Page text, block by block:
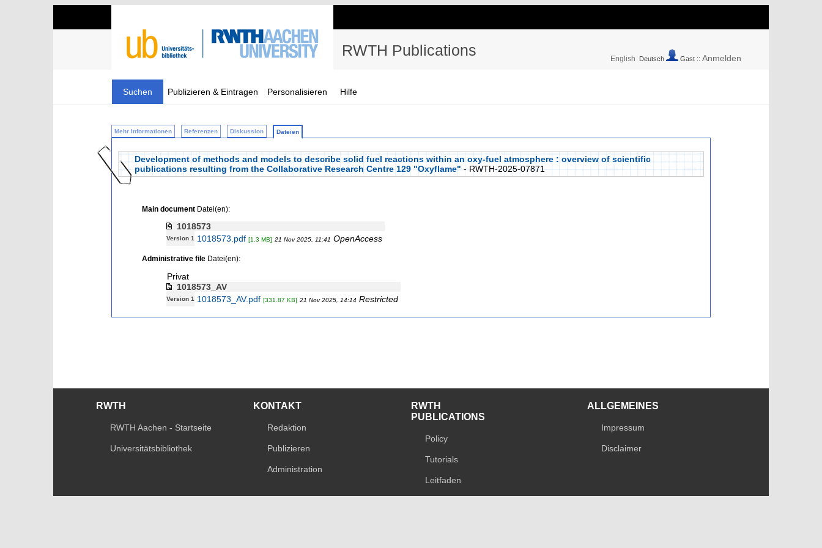
RWTH Publications English Deutsch Gast :: Anmelden
Suchen Publizieren & Eintragen Personalisieren Hilfe
Mehr Informationen Referenzen Diskussion Dateien
Development of methods and models to describe solid fuel reactions within an oxy-fuel atmosphere : overview of scientific
publications resulting from the Collaborative Research Centre 129 "Oxyflame"- RWTH-2025-07871
Main documentDatei(en):
1018573
Version 1 1018573.pdf [1.3 MB] 21 Nov 2025, 11:41 OpenAccess
Administrative fileDatei(en):
Privat
1018573_AV
Version 1 1018573_AV.pdf [331.87 KB] 21 Nov 2025, 14:14 Restricted
RWTH
RWTH Aachen - Startseite
Universitätsbibliothek
KONTAKT
Redaktion
Publizieren
Administration
RWTH
PUBLICATIONS
Policy
Tutorials
Leitfaden
ALLGEMEINES
Impressum
Disclaimer